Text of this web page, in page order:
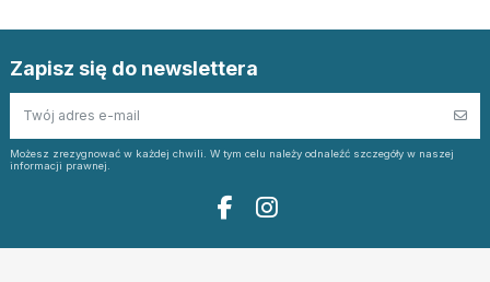
Zapisz się do newslettera
Możesz zrezygnować w każdej chwili. W tym celu należy odnaleźć szczegóły w naszej
informacji prawnej.